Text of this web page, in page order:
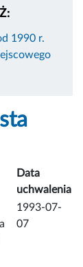
1990 r.
Data
uchwalenia
1993-07-
07